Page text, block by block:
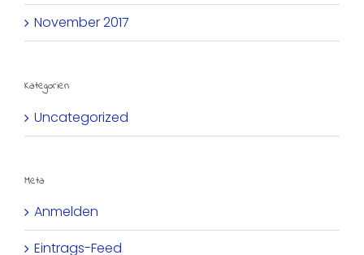
November 2017
Kategorien
Uncategorized
Meta
Anmelden
Eintrags-Feed